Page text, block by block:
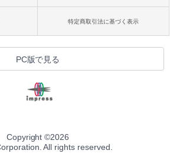
特定商取引法に基づく表示
PC版で見る
Copyright ©2026
All rights reserved.